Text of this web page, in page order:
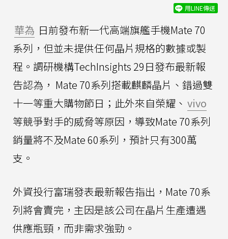
用LINE傳送
華為 日前發布新一代高端旗艦手機Mate 70
系列，但並未提供任何晶片規格的數據或製
程。調研機構TechInsights 29日發布最新報
告認為， Mate 70系列搭載麒麟晶片、錯過雙
十一等重大購物節日；此外來自榮耀、 vivo
等競爭對手的威脅等原因，導致Mate 70系列
銷量將不及Mate 60系列，預計只有300萬
支。
外資投行富瑞發表最新報告指出，Mate 70系
列將會賣完，主因是該公司在晶片生產遭遇
供應瓶頸，而非需求強勁。